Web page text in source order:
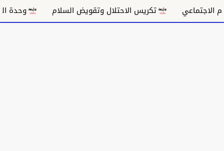
تكريس الاحتلال وتقويض السلام وحدة